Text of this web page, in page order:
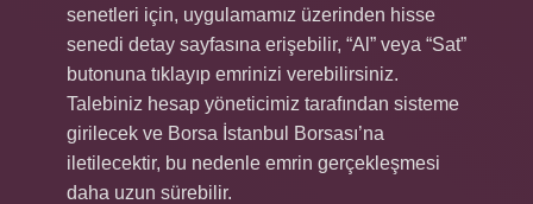
senetleri için, uygulamamız üzerinden hisse
senedi detay sayfasına erişebilir, “Al” veya “Sat”
butonuna tıklayıp emrinizi verebilirsiniz.
Talebiniz hesap yöneticimiz tarafından sisteme
girilecek ve Borsa İstanbul Borsası’na
iletilecektir, bu nedenle emrin gerçekleşmesi
daha uzun sürebilir.